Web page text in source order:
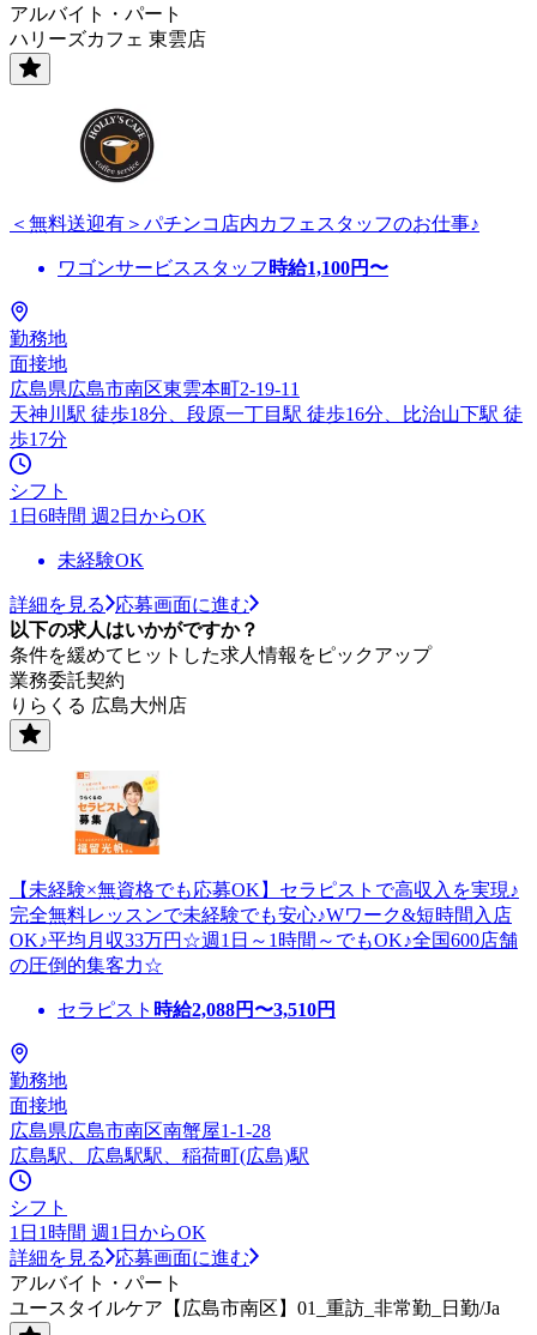
アルバイト・パート
ハリーズカフェ 東雲店
＜無料送迎有＞パチンコ店内カフェスタッフのお仕事♪
ワゴンサービススタッフ 時給1,100円〜
勤務地
面接地
広島県広島市南区東雲本町2-19-11
天神川駅 徒歩18分、段原一丁目駅 徒歩16分、比治山下駅 徒
歩17分
シフト
1日6時間 週2日からOK
未経験OK
詳細を見る
応募画面に進む
以下の求人はいかがですか？
条件を緩めてヒットした求人情報をピックアップ
業務委託契約
りらくる 広島大州店
【未経験×無資格でも応募OK】セラピストで高収入を実現♪
完全無料レッスンで未経験でも安心♪Wワーク&短時間入店
OK♪平均月収33万円☆週1日～1時間～でもOK♪全国600店舗
の圧倒的集客力☆
セラピスト 時給2,088円〜3,510円
勤務地
面接地
広島県広島市南区南蟹屋1-1-28
広島駅、広島駅駅、稲荷町(広島)駅
シフト
1日1時間 週1日からOK
詳細を見る
応募画面に進む
アルバイト・パート
ユースタイルケア【広島市南区】01_重訪_非常勤_日勤/Ja